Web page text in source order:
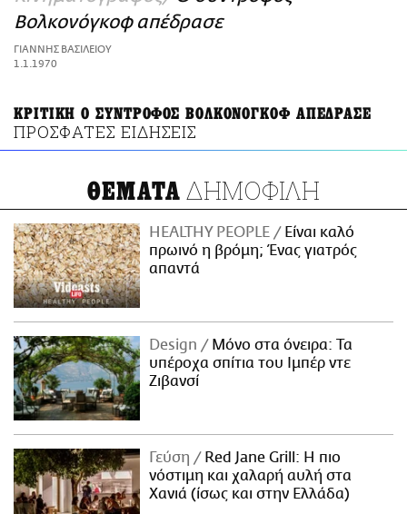
ΑΜΠΑ
PRINT
Βολκονόγκοφ απέδρασε
ΓΙΑΝΝΗΣ ΒΑΣΙΛΕΙΟΥ
1.1.1970
ΚΡΙΤΙΚΗ Ο ΣΥΝΤΡΟΦΟΣ ΒΟΛΚΟΝΟΓΚΟΦ ΑΠΕΔΡΑΣΕ
ΠΡΟΣΦΑΤΕΣ ΕΙΔΗΣΕΙΣ
ΘΕΜΑΤΑ ΔΗΜΟΦΙΛΗ
HEALTHY PEOPLE
Είναι καλό
πρωινό η βρόμη; Ένας γιατρός
απαντά
Design
Μόνο στα όνειρα: Τα
υπέροχα σπίτια του Ιμπέρ ντε
Ζιβανσί
Γεύση
Red Jane Grill: Η πιο
νόστιμη και χαλαρή αυλή στα
Χανιά (ίσως και στην Ελλάδα)